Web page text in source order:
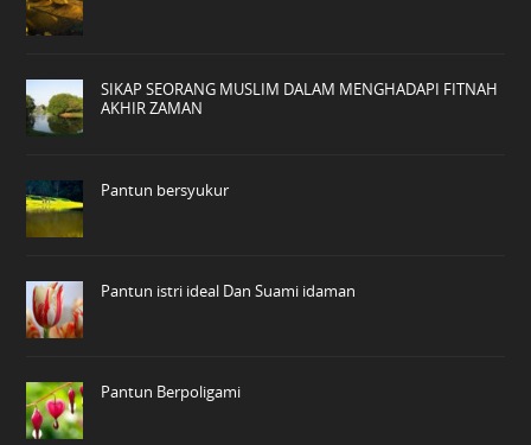
SIKAP SEORANG MUSLIM DALAM MENGHADAPI FITNAH
AKHIR ZAMAN
Pantun bersyukur
Pantun istri ideal Dan Suami idaman
Pantun Berpoligami